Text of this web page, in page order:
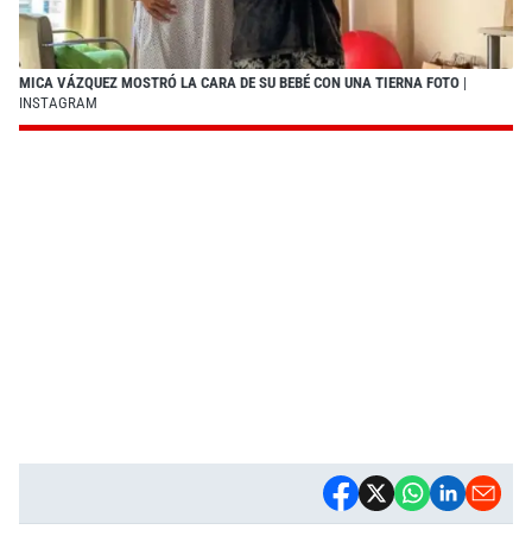
MICA VÁZQUEZ MOSTRÓ LA CARA DE SU BEBÉ CON UNA TIERNA FOTO |
INSTAGRAM